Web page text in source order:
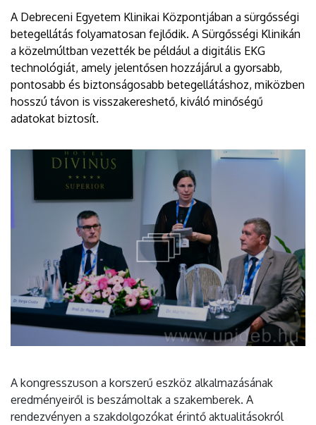
A Debreceni Egyetem Klinikai Központjában a sürgősségi
betegellátás folyamatosan fejlődik. A Sürgősségi Klinikán
a közelmúltban vezették be például a digitális EKG
technológiát, amely jelentősen hozzájárul a gyorsabb,
pontosabb és biztonságosabb betegellátáshoz, miközben
hosszú távon is visszakereshető, kiváló minőségű
adatokat biztosít.
A kongresszuson a korszerű eszköz alkalmazásának
eredményeiről is beszámoltak a szakemberek. A
rendezvényen a szakdolgozókat érintő aktualitásokról